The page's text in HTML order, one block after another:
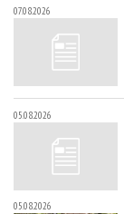
07.08.2026
05.08.2026
05.08.2026